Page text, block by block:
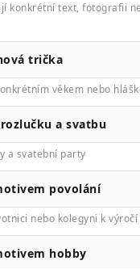
konkrétní text, fotografii
trička
věkem nebo
a svatbu
a svatební party
povolání
nebo kolegyni k výročí
hobby